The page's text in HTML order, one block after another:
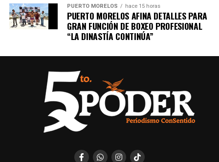
Unirme al canal de WhatsApp
PUERTO MORELOS hace 15 horas
PUERTO MORELOS AFINA DETALLES PARA
GRAN FUNCIÓN DE BOXEO PROFESIONAL
“LA DINASTÍA CONTINÚA”